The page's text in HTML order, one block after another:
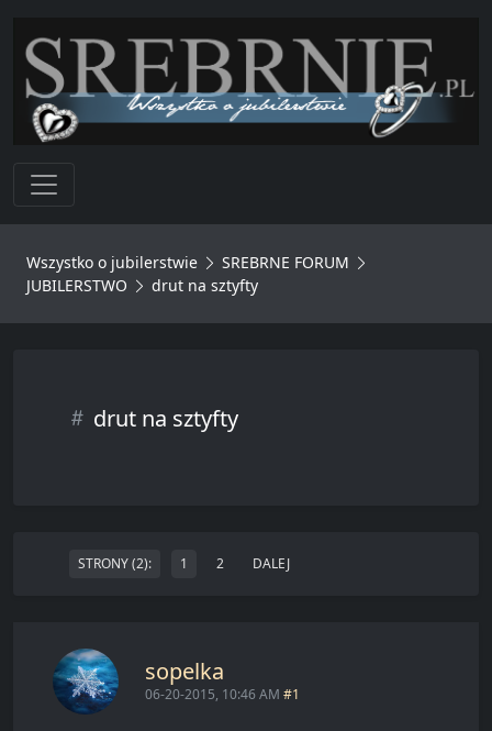
Toggle navigation
Wszystko o jubilerstwie
SREBRNE FORUM
JUBILERSTWO
drut na sztyfty
drut na sztyfty
STRONY (2): 1 2 DALEJ
sopelka
06-20-2015, 10:46 AM #1